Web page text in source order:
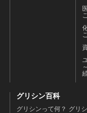
グリシン百科
グリシンって何？ グリ